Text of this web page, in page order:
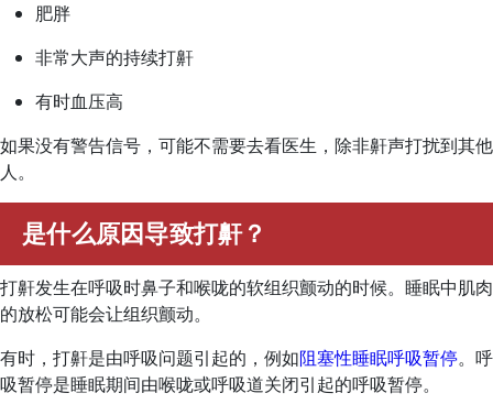
肥胖
非常大声的持续打鼾
有时血压高
如果没有警告信号，可能不需要去看医生，除非鼾声打扰到其他
人。
是什么原因导致打鼾？
打鼾发生在呼吸时鼻子和喉咙的软组织颤动的时候。睡眠中肌肉
的放松可能会让组织颤动。
有时，打鼾是由呼吸问题引起的，例如阻塞性睡眠呼吸暂停。呼
吸暂停是睡眠期间由喉咙或呼吸道关闭引起的呼吸暂停。